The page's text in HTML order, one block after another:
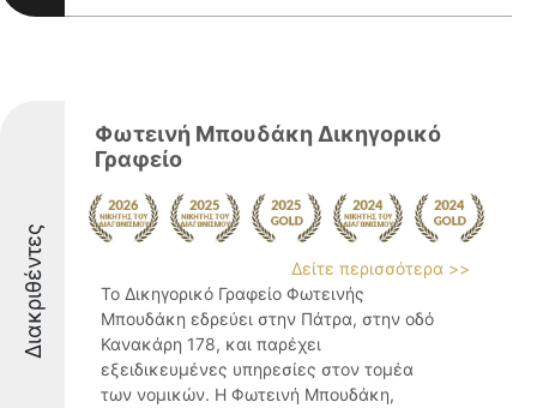
Διακριθέντες
Φωτεινή Μπουδάκη Δικηγορικό
Γραφείο
Δείτε περισσότερα >>
Το Δικηγορικό Γραφείο Φωτεινής
Μπουδάκη εδρεύει στην Πάτρα, στην οδό
Κανακάρη 178, και παρέχει
εξειδικευμένες υπηρεσίες στον τομέα
των νομικών. Η Φωτεινή Μπουδάκη,